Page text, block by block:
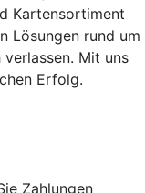
Kartensortiment
Lösungen rund um
verlassen. Mit uns
Erfolg.
Zahlungen